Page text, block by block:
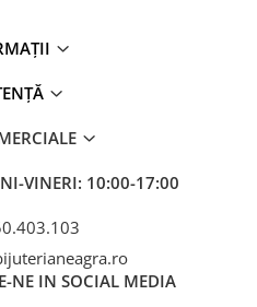
VINERI: 10:00-17:00
NE IN SOCIAL MEDIA